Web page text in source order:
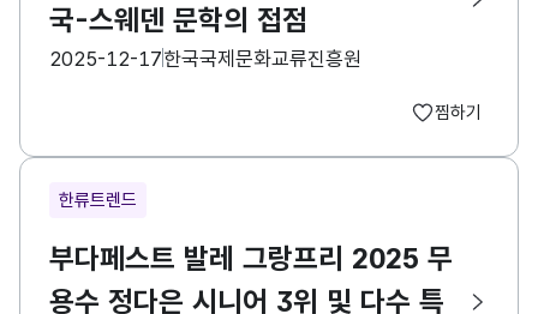
국-스웨덴 문학의 접점
등록일
2025-12-17수집기관한국국제문화교류진흥원
찜하기
한류트렌드
부다페스트 발레 그랑프리 2025 무
용수 정다은 시니어 3위 및 다수 특